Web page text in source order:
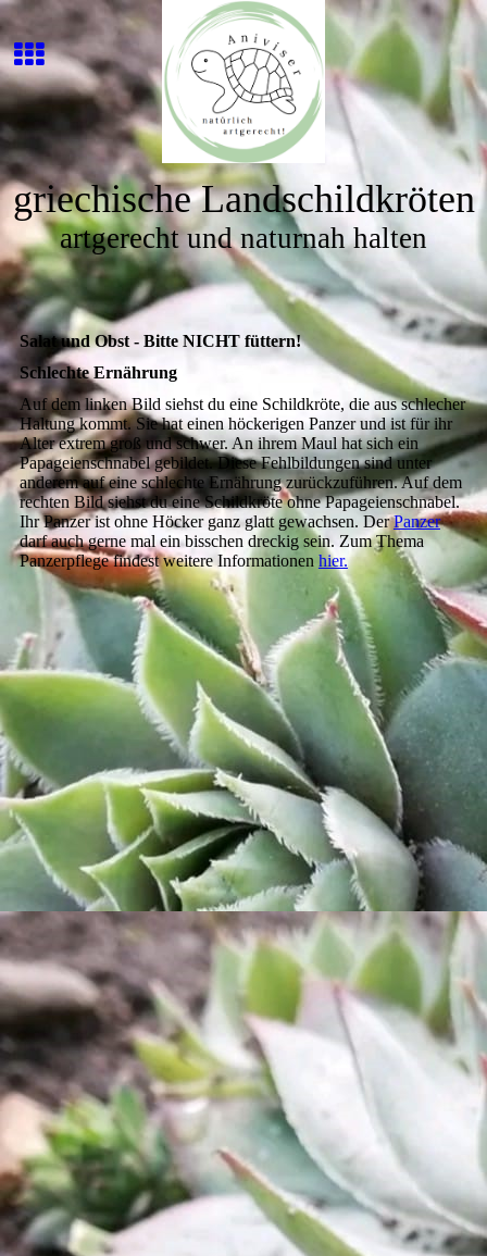
griechische Landschildkröten
artgerecht und naturnah halten
Salat und Obst - Bitte NICHT füttern!
Schlechte Ernährung
Auf dem linken Bild siehst du eine Schildkröte, die aus schlecher
Haltung kommt. Sie hat einen höckerigen Panzer und ist für ihr
Alter extrem groß und schwer. An ihrem Maul hat sich ein
Papageienschnabel gebildet. Diese Fehlbildungen sind unter
anderem auf eine schlechte Ernährung zurückzuführen. Auf dem
rechten Bild siehst du eine Schildkröte ohne Papageienschnabel.
Ihr Panzer ist ohne Höcker ganz glatt gewachsen. DerPanzer
darf auch gerne mal ein bisschen dreckig sein. Zum Thema
Panzerpflege findest weitere Informationen hier.